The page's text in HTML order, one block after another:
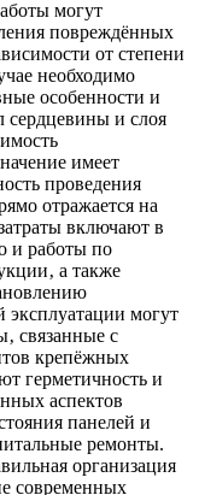
могут
повреждённых
от степени
необходимо
особенности и
сердцевины и слоя
имеет
проведения
отражается на
включают в
и работы по
а также
могут
связанные с
крепёжных
герметичность и
аспектов
панелей и
ремонты.
организация
современных